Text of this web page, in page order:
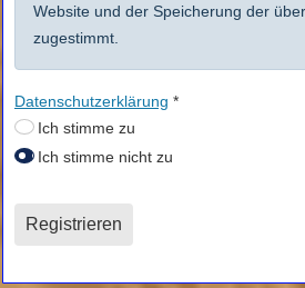
Website und der Speicherung der
zugestimmt.
Datenschutzerklärung *
Datenschutzerklärung
Ich stimme zu
Ich stimme nicht zu
Captcha *
Registrieren